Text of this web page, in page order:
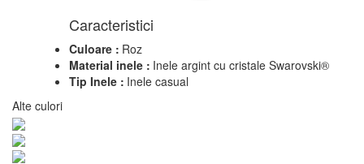
Caracteristici
Culoare : Roz
Material inele : Inele argint cu cristale Swarovski®
Tip Inele : Inele casual
Alte culori